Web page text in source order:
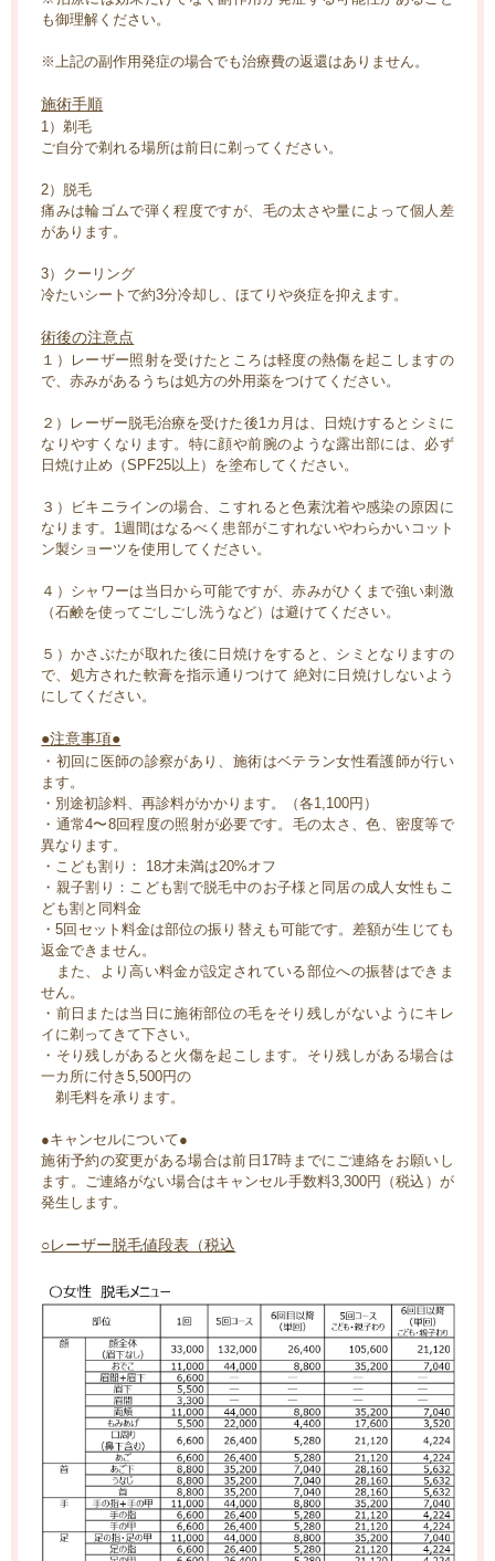
も御理解ください。
※上記の副作用発症の場合でも治療費の返還はありません。
施術手順
1）剃毛
ご自分で剃れる場所は前日に剃ってください。
2）脱毛
痛みは輪ゴムで弾く程度ですが、毛の太さや量によって個人差
があります。
3）クーリング
冷たいシートで約3分冷却し、ほてりや炎症を抑えます。
術後の注意点
１）レーザー照射を受けたところは軽度の熱傷を起こしますの
で、赤みがあるうちは処方の外用薬をつけてください。
２）レーザー脱毛治療を受けた後1カ月は、日焼けするとシミに
なりやすくなります。特に顔や前腕のような露出部には、必ず
日焼け止め（SPF25以上）を塗布してください。
３）ビキニラインの場合、こすれると色素沈着や感染の原因に
なります。1週間はなるべく患部がこすれないやわらかいコット
ン製ショーツを使用してください。
４）シャワーは当日から可能ですが、赤みがひくまで強い刺激
（石鹸を使ってごしごし洗うなど）は避けてください。
５）かさぶたが取れた後に日焼けをすると、シミとなりますの
で、処方された軟膏を指示通りつけて 絶対に日焼けしないよう
にしてください。
●注意事項●
・初回に医師の診察があり、施術はベテラン女性看護師が行い
ます。
・別途初診料、再診料がかかります。（各1,100円）
・通常4〜8回程度の照射が必要です。毛の太さ、色、密度等で
異なります。
・こども割り： 18才未満は20%オフ
・親子割り：こども割で脱毛中のお子様と同居の成人女性もこ
ども割と同料金
・5回セット料金は部位の振り替えも可能です。差額が生じても
返金できません。
また、より高い料金が設定されている部位への振替はできま
せん。
・前日または当日に施術部位の毛をそり残しがないようにキレ
イに剃ってきて下さい。
・そり残しがあると火傷を起こします。そり残しがある場合は
一カ所に付き5,500円の
剃毛料を承ります。
●キャンセルについて●
施術予約の変更がある場合は前日17時までにご連絡をお願いし
ます。ご連絡がない場合はキャンセル手数料3,300円（税込）が
発生します。
○レーザー脱毛値段表（税込